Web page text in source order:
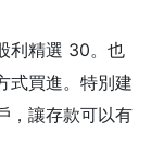
利精選 30。也
式買進。特別建
，讓存款可以有